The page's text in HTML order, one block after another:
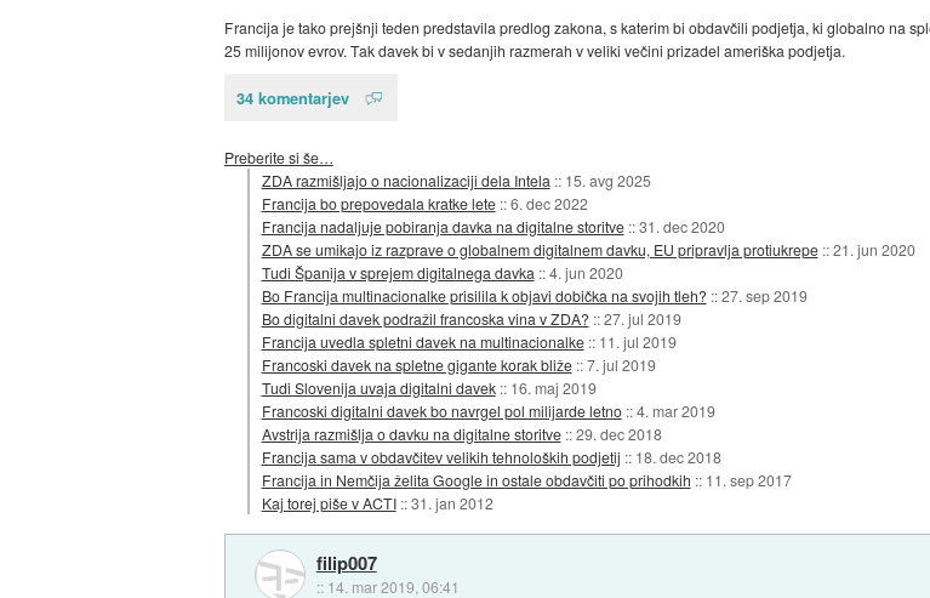
Francija je tako prejšnji teden predstavila predlog zakona, s katerim bi obdavčili podjetja, ki globalno na
25 milijonov evrov. Tak davek bi v sedanjih razmerah v veliki večini prizadel ameriška podjetja.
34 komentarjev
Preberite si še…
ZDA razmišljajo o nacionalizaciji dela Intela :: 15. avg 2025
Francija bo prepovedala kratke lete ::6. dec 2022
Francija nadaljuje pobiranja davka na digitalne storitve ::31. dec 2020
ZDA se umikajo iz razprave o globalnem digitalnem davku, EU pripravlja protiukrepe ::21. jun 2020
Tudi Španija v sprejem digitalnega davka ::4. jun 2020
Bo Francija multinacionalke prisilila k objavi dobička na svojih tleh? ::27. sep 2019
Bo digitalni davek podražil francoska vina v ZDA? ::27. jul 2019
Francija uvedla spletni davek na multinacionalke :: 11. jul 2019
Francoski davek na spletne gigante korak bliže ::7. jul 2019
Tudi Slovenija uvaja digitalni davek :: 16. maj 2019
Francoski digitalni davek bo navrgel pol milijarde letno ::4. mar 2019
Avstrija razmišlja o davku na digitalne storitve ::29. dec 2018
Francija sama v obdavčitev velikih tehnoloških podjetij :: 18. dec 2018
Francija in Nemčija želita Google in ostale obdavčiti po prihodkih :: 11. sep 2017
Kaj torej piše v ACTI ::31. jan 2012
filip007
:: 14. mar 2019, 06:41